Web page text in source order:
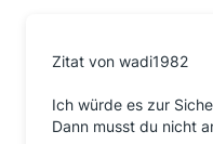
Zitat von wadi1982
Ich würde es zur
Dann musst du nicht